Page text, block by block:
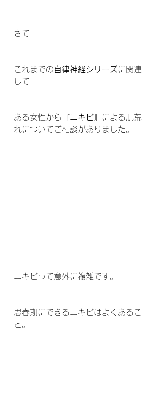
さて
これまでの自律神経シリーズ に関連
して
ある女性から 『ニキビ』
による肌荒
れについてご相談がありました。
ニキビって意外に複雑です。
思春期にできるニキビはよくあるこ
と。